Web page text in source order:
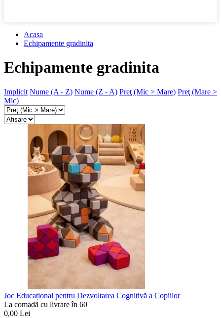
Acasa
Echipamente gradinita
Echipamente gradinita
Implicit Nume (A - Z) Nume (Z - A) Preţ (Mic > Mare) Preţ (Mare >
Mic)
Joc Educațional pentru Dezvoltarea Cognitivă a Copiilor
La comadã cu livrare în 60
0,00 Lei